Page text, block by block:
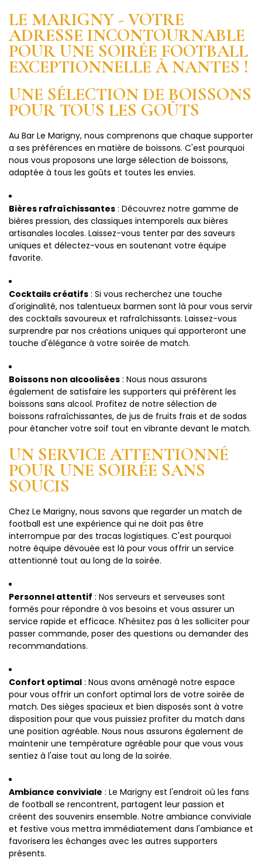
LE MARIGNY - VOTRE
ADRESSE INCONTOURNABLE
POUR UNE SOIRÉE FOOTBALL
EXCEPTIONNELLE À NANTES !
UNE SÉLECTION DE BOISSONS
POUR TOUS LES GOÛTS
Au Bar Le Marigny, nous comprenons que chaque supporter
a ses préférences en matière de boissons. C'est pourquoi
nous vous proposons une large sélection de boissons,
adaptée à tous les goûts et toutes les envies.
Bières rafraîchissantes : Découvrez notre gamme de
bières pression, des classiques intemporels aux bières
artisanales locales. Laissez-vous tenter par des saveurs
uniques et délectez-vous en soutenant votre équipe
favorite.
Cocktails créatifs : Si vous recherchez une touche
d'originalité, nos talentueux barmen sont là pour vous servir
des cocktails savoureux et rafraîchissants. Laissez-vous
surprendre par nos créations uniques qui apporteront une
touche d'élégance à votre soirée de match.
Boissons non alcoolisées : Nous nous assurons
également de satisfaire les supporters qui préfèrent les
boissons sans alcool. Profitez de notre sélection de
boissons rafraîchissantes, de jus de fruits frais et de sodas
pour étancher votre soif tout en vibrante devant le match.
UN SERVICE ATTENTIONNÉ
POUR UNE SOIRÉE SANS
SOUCIS
Chez Le Marigny, nous savons que regarder un match de
football est une expérience qui ne doit pas être
interrompue par des tracas logistiques. C'est pourquoi
notre équipe dévouée est là pour vous offrir un service
attentionné tout au long de la soirée.
Personnel attentif : Nos serveurs et serveuses sont
formés pour répondre à vos besoins et vous assurer un
service rapide et efficace. N'hésitez pas à les solliciter pour
passer commande, poser des questions ou demander des
recommandations.
Confort optimal : Nous avons aménagé notre espace
pour vous offrir un confort optimal lors de votre soirée de
match. Des sièges spacieux et bien disposés sont à votre
disposition pour que vous puissiez profiter du match dans
une position agréable. Nous nous assurons également de
maintenir une température agréable pour que vous vous
sentiez à l'aise tout au long de la soirée.
Ambiance conviviale : Le Marigny est l'endroit où les fans
de football se rencontrent, partagent leur passion et
créent des souvenirs ensemble. Notre ambiance conviviale
et festive vous mettra immédiatement dans l'ambiance et
favorisera les échanges avec les autres supporters
présents.